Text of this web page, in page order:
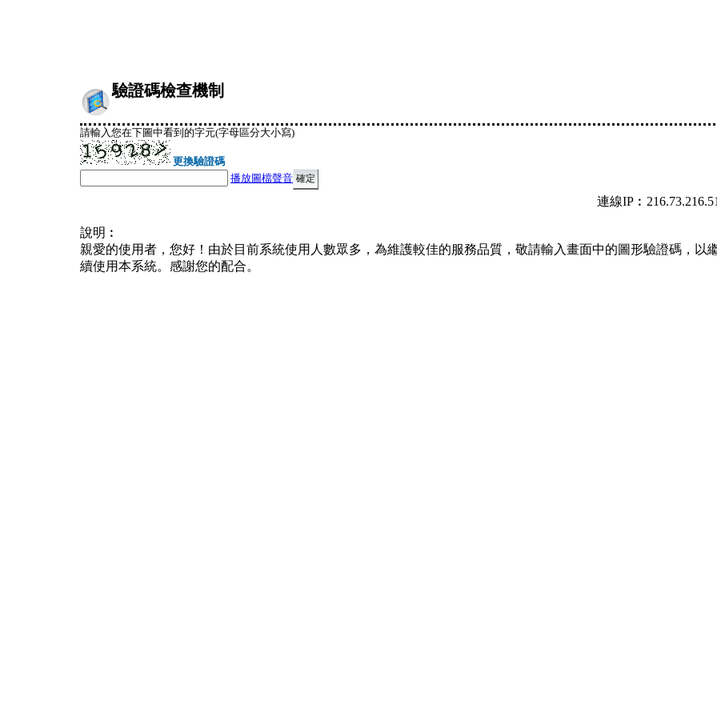
驗證碼檢查機制
請輸入您在下圖中看到的字元(字母區分大小寫)
更換驗證碼
播放圖檔聲音
連線
說明︰
親愛的使用者，您好！由於目前系統使用人數眾多，為維護較佳的服務品質，敬請輸入畫面中的圖形驗證碼，以
續使用本系統。感謝您的配合。